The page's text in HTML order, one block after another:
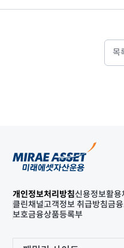
목
개인정보처리방침신용정보활용
클린채널고객정보 취급방침금
보호금융상품등록부